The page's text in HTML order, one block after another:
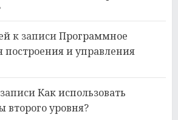
к записиПрограммное
построения и управления
Как использовать
уровня?